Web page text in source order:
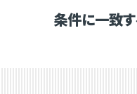
条件に一致す